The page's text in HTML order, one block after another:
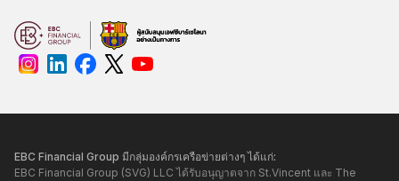
EBC Financial Group มีกลุ่มองค์กรเครือข่ายต่างๆ ได้แก่:
EBC Financial Group (SVG) LLC ได้รับอนุญาตจาก St.Vincent และ The